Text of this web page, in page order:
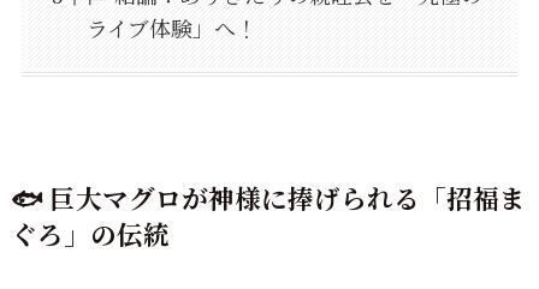
ライブ体験」へ！
🐟 巨大マグロが神様に捧げられる「招福ま
ぐろ」の伝統